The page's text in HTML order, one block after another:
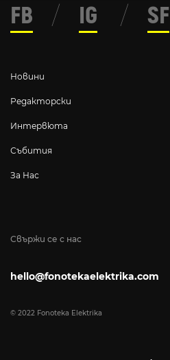
Свържи се с нас
hello@fonotekaelektrika.com
© 2022 Fonoteka Elektrika
Новини
Редакторски
Интервюта
Събития
За Нас
FB / IG / SF